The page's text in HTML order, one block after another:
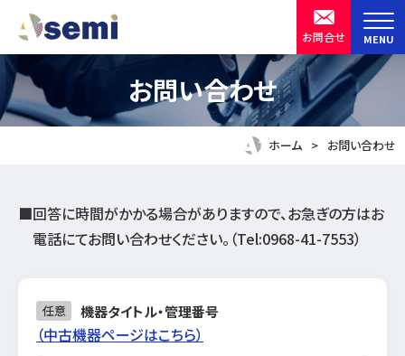
ア
ク
セ
シ
ビ
ィ
半導体製造装置・設備の中古機器買取販売 株式会社 ASKSEMIX
お問合せ MENU
お問い合わせ
ホーム お問い合わせ
■回答に時間がかかる場合がありますので、お急ぎの方はお
電話にてお問い合わせください。（Tel:0968-41-7553）
機器タイトル・管理番号
任意
（中古機器ページはこちら）